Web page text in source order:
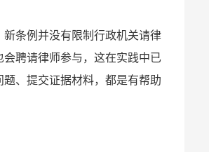
条例并没有限制行政机关请律
聘请律师参与，这在实践中已
、提交证据材料，都是有帮助